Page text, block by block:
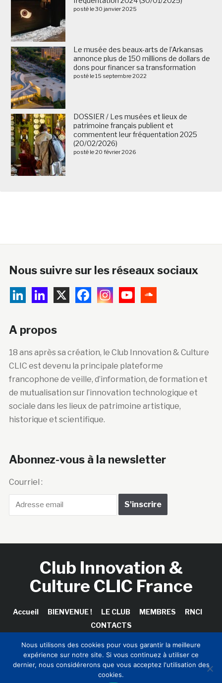
posté le 30 janvier 2025
Le musée des beaux-arts de l’Arkansas
annonce plus de 150 millions de dollars de
dons pour financer sa transformation
posté le 15 septembre 2022
DOSSIER / Les musées et lieux de
patrimoine français publient et
commentent leur fréquentation 2025
(20/02/2026)
posté le 20 février 2026
Nous suivre sur les réseaux sociaux
A propos
18 ans après sa création, le Club Innovation & Culture
CLIC est devenu la principale plateforme
francophone de veille, d’information, de formation et
de mutualisation sur l’innovation technologique et
sociale dans les lieux de patrimoine artistique,
historique et scientifique.
Abonnez-vous à la newsletter
Courriel :
Club Innovation &
Culture CLIC France
Accueil BIENVENUE ! LE CLUB MEMBRES
RNCI
CONTACTS
Copyright © 2026 Club Innovation & Culture CLIC France /
Sinapses Conseils
Nous utilisons des cookies pour vous garantir la meilleure
expérience sur notre site. Si vous continuez à utiliser ce
dernier, nous considérerons que vous acceptez l'utilisation des
cookies.